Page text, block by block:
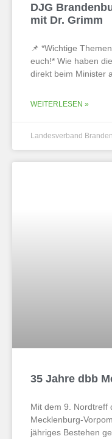
DJG
mit Dr. Grimm
📌 *Wichtige
euch!* Wie haben
direkt beim Minister
WEITERLESEN »
Landesverband
35 Jahre dbb
Mit dem 9. Nordtreff
Mecklenburg-
jähriges Bestehen